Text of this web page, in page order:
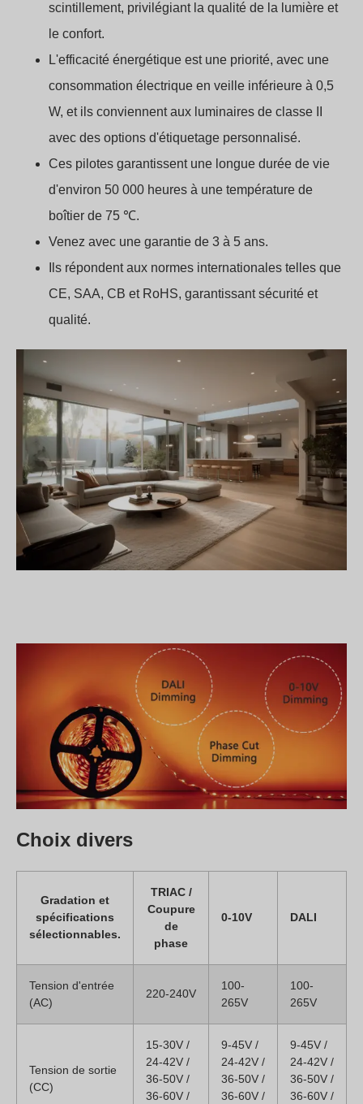
scintillement, privilégiant la qualité de la lumière et
le confort.
L'efficacité énergétique est une priorité, avec une
consommation électrique en veille inférieure à 0,5
W, et ils conviennent aux luminaires de classe II
avec des options d'étiquetage personnalisé.
Ces pilotes garantissent une longue durée de vie
d'environ 50 000 heures à une température de
boîtier de 75 ℃.
Venez avec une garantie de 3 à 5 ans.
Ils répondent aux normes internationales telles que
CE, SAA, CB et RoHS, garantissant sécurité et
qualité.
Choix divers
Gradation et
spécifications
sélectionnables.
TRIAC /
Coupure
de
phase
0-10V DALI
Tension d'entrée
(AC)
220-240V
100-
265V
100-
265V
Tension de sortie
(CC)
15-30V /
24-42V /
36-50V /
36-60V /
9-45V /
24-42V /
36-50V /
36-60V /
9-45V /
24-42V /
36-50V /
36-60V /